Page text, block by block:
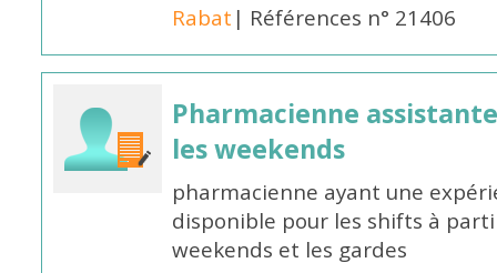
Rabat | Références n° 21406
Pharmacienne
les weekends
pharmacienne ayant une
disponible pour les shifts à
weekends et les gardes